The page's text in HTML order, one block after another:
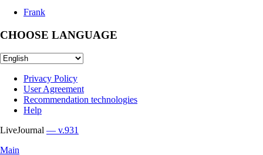
Frank
CHOOSE LANGUAGE
Privacy Policy
User Agreement
Recommendation technologies
Help
LiveJournal — v.931
Main